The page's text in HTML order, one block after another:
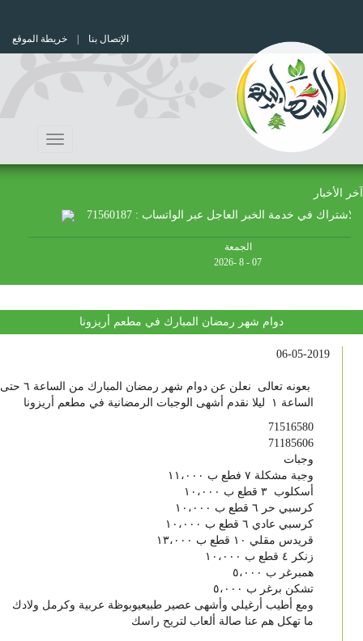
الإتصال بنا | خريطة الموقع
Toggle
آخر الأخبار
في خدمة الخبر العاجل عبر الواتساب : 71560187
الجمعة
07 - 8 -2026
دوام شهر رمضان المبارك في مطعم أريزونا
06-05-2019
بعونه تعالى نعلن عن دوام شهر رمضان المبارك من الساعة ٦ حتى
الساعة ١ ليلا نقدم أشهى الوجبات الرمضانية في مطعم أريزونا
71516580
71185606
وجبات
وجبة مشكلة ٧ فطع ب ١١،٠٠٠
أسكلوب ٣ قطع ب ١٠،٠٠٠
كرسبي حر ٦ قطع ب ١٠،٠٠٠
كرسبي عادي ٦ قطع ب ١٠،٠٠٠
قريدس مقلي ١٠ قطع ب ١٣،٠٠٠
زنكر ٤ قطع ب ١٠،٠٠٠
همبرغر ب ٥،٠٠٠
تشكن برغر ب ٥،٠٠٠
ومع أطيب أرغيلي وأشهى عصير طبيعيوبوظة عربية وكرمل ولادك
ما تهكل هم عنا صالة ألعاب لتريح راسك